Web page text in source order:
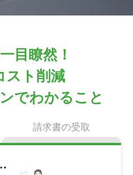
目瞭然！
スト削減
でわかること
請求書の受取